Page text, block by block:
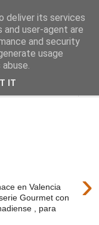
la Gastronomía
›
en Valencia
Gourmet con
, para
deliver its services
and user-agent are
and security
usage
IT